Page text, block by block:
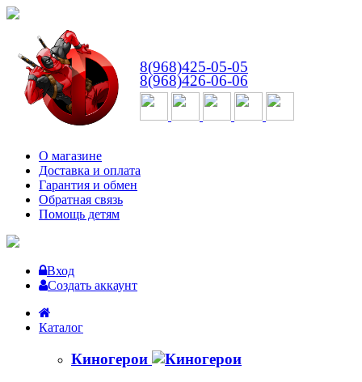
8(968)425-05-05
8(968)426-06-06
О магазине
Доставка и оплата
Гарантия и обмен
Обратная связь
Помощь детям
Вход
Создать аккаунт
Каталог
Киногерои